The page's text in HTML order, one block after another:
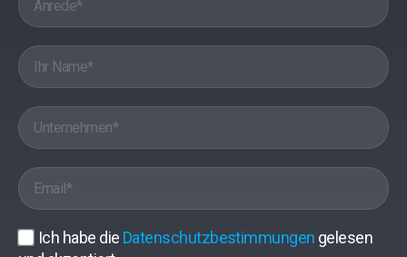
Ich habe die Datenschutzbestimmungen gelesen